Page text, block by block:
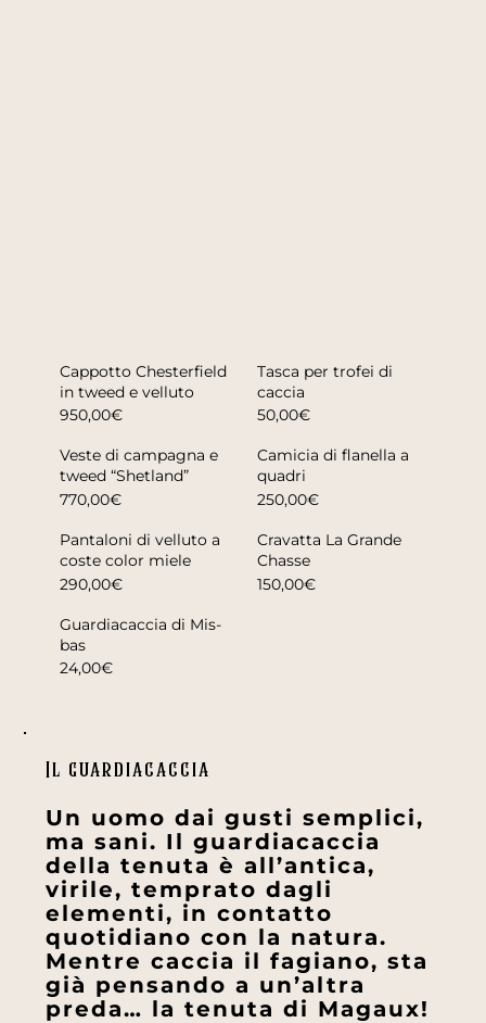
Cappotto Chesterfield
in tweed e velluto
950,00€
Tasca per trofei di
caccia
50,00€
Veste di campagna e
tweed “Shetland”
770,00€
Camicia di flanella a
quadri
250,00€
Pantaloni di velluto a
coste color miele
290,00€
Cravatta La Grande
Chasse
150,00€
Guardiacaccia di Mis-
bas
24,00€
Il guardiacaccia
Un uomo dai gusti semplici,
ma sani. Il guardiacaccia
della tenuta è all’antica,
virile, temprato dagli
elementi, in contatto
quotidiano con la natura.
Mentre caccia il fagiano, sta
già pensando a un’altra
preda… la tenuta di Magaux!